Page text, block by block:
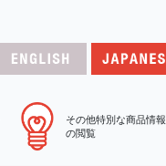
その他特別な商品情報
の閲覧